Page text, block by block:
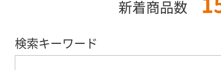
新着商品数
検索キーワード